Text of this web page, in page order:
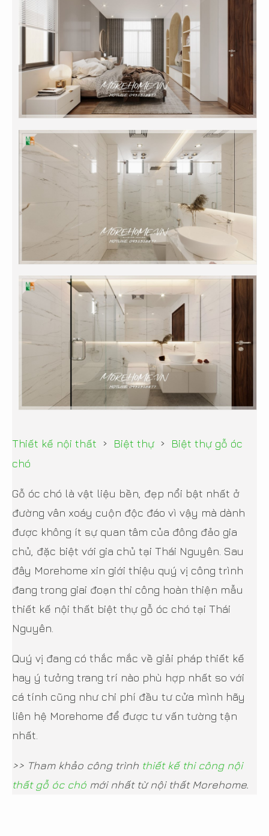
Thiết kế nội thất › Biệt thự ›
Biệt thự gỗ óc
chó
Gỗ óc chó là vật liệu bền, đẹp nổi bật nhất ở
đường vân xoáy cuộn độc đáo vì vậy mà dành
được không ít sự quan tâm của đông đảo gia
chủ, đặc biệt với gia chủ tại Thái Nguyên. Sau
đây Morehome xin giới thiệu quý vị công trình
đang trong giai đoạn thi công hoàn thiện mẫu
thiết kế nội thất biệt thự gỗ óc chó tại Thái
Nguyên.
Quý vị đang có thắc mắc về giải pháp thiết kế
hay ý tưởng trang trí nào phù hợp nhất so với
cá tính cũng như chi phí đầu tư cửa mình hãy
liên hệ Morehome để được tư vấn tường tận
nhất.
>> Tham khảo công trình thiết kế thi công nội
thất gỗ óc chó mới nhất từ nội thất Morehome.